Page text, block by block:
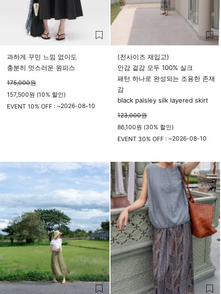
과하게 꾸민 느낌 없이도
충분히 멋스러운 원피스
175,000원
157,500원 (10% 할인)
EVENT 10% OFF : ~2026-08-10
(전사이즈 재입고)
안감 겉감 모두 100% 실크
패턴 하나로 완성되는 조용한 존재
감
black paisley silk layered skirt
123,000원
86,100원 (30% 할인)
EVENT 30% OFF : ~2026-08-10